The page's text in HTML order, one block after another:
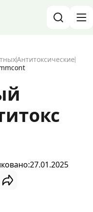
Антитоксические
27.01.2025